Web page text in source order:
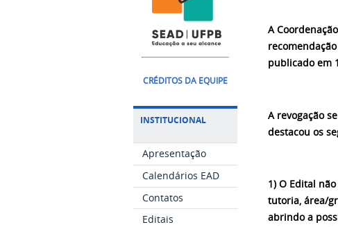
CRÉDITOS DA EQUIPE
INSTITUCIONAL
Apresentação
Calendários EAD
Contatos
Editais
A
recomendação
publicado em
A revogação
destacou os
1) O Edital
tutoria, área/
abrindo a